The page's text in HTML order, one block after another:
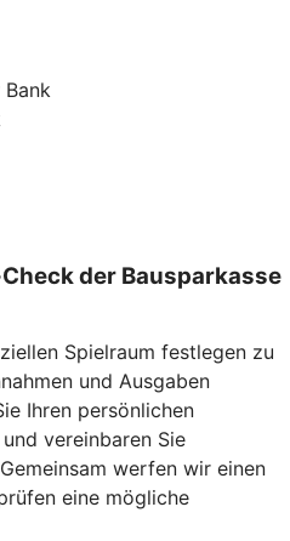
der Bausparkasse
Spielraum festlegen zu
und Ausgaben
Ihren persönlichen
vereinbaren Sie
werfen wir einen
eine mögliche